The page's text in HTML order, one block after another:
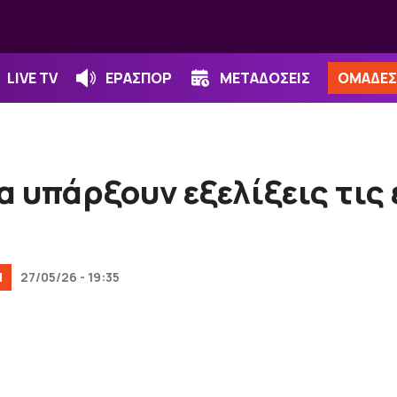
LIVE TV ΕΡΑΣΠΟΡ ΜΕΤΑΔΟΣΕΙΣ ΟΜΑΔΕΣ
εξελίξεις
27/05/26 - 19:35